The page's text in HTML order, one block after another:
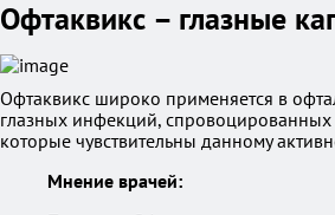
Офтаквикс – глазные
Офтаквикс широко применяется в
глазных инфекций,
которые чувствительны данному
Мнение врачей: